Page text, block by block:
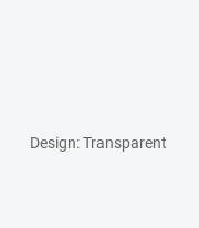
Design: Transparent